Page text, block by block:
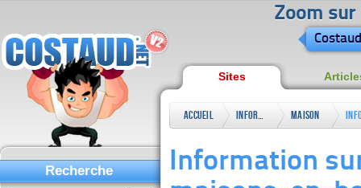
Zoom sur
Sites
Accueil Informations
Maison
jardin
Information
Recherche